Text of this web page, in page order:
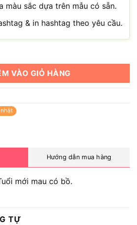
màu sắc dựa trên mẫu có sẵn.
& in hashtag theo yêu cầu.
mới mau có bồ số lượng
VÀO GIỎ HÀNG
Hướng dẫn mua hàng
mới mau có bồ.
TỰ